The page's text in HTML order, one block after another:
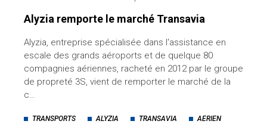
Alyzia remporte le marché Transavia
Alyzia, entreprise spécialisée dans l'assistance en
escale des grands aéroports et de quelque 80
compagnies aériennes, racheté en 2012 par le groupe
de propreté 3S, vient de remporter le marché de la
c…
TRANSPORTS ALYZIA TRANSAVIA AERIEN